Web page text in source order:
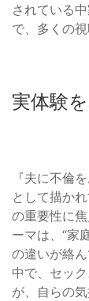
されている
で、多くの
実体験
『夫に不倫
として描か
の重要性に
ーマは、“家
の違いが絡
中で、セッ
が、自らの